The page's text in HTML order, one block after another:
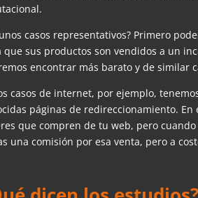
casos representativos? Primero
que sus productos son vendidos a un
encontrar más barato y de similar
casos de internet, por ejemplo,
páginas de redireccionamiento.
que compren de tu web, pero
una comisión por esa venta, pero a